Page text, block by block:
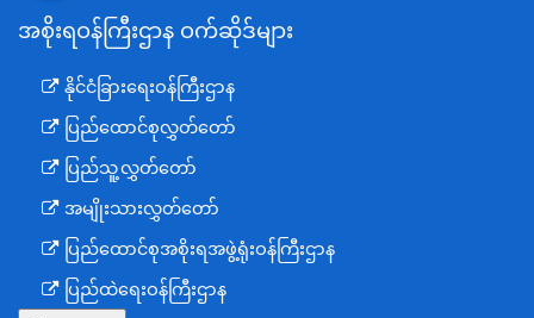
အစိုးရဝန်ကြီးဌာန ဝက်ဆိုဒ်များ
နိုင်ငံခြားရေးဝန်ကြီးဌာန
ပြည်ထောင်စုလွှတ်တော်
ပြည်သူ့လွှတ်တော်
အမျိုးသားလွှတ်တော်
ပြည်ထောင်စုအစိုးရအဖွဲ့ရုံးဝန်ကြီးဌာန
ပြည်ထဲရေးဝန်ကြီးဌာန